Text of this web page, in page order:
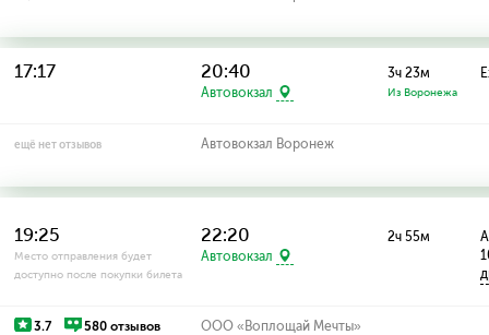
17:17 20:40
Автовокзал
3ч 23м
Из Воронежа
ещё нет отзывов Автовокзал Воронеж
19:25
Место отправления будет
доступно после покупки билета
22:20
Автовокзал
2ч 55м
3.7 580 отзывов ООО «Воплощай Мечты»